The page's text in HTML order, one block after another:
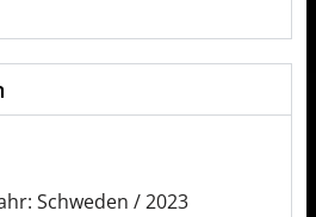
Schweden / 2023